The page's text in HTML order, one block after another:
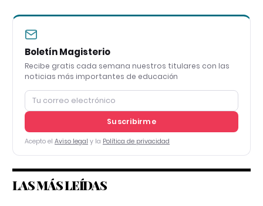
Boletín Magisterio
Recibe gratis cada semana nuestros titulares con las
noticias más importantes de educación
Suscribirme
Acepto el Aviso legal y la Política de privacidad
LAS MÁS LEÍDAS